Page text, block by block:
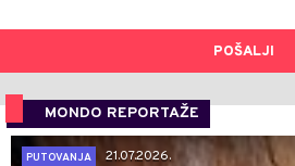
POŠALJI
MONDO REPORTAŽE
PUTOVANJA
21.07.2026.